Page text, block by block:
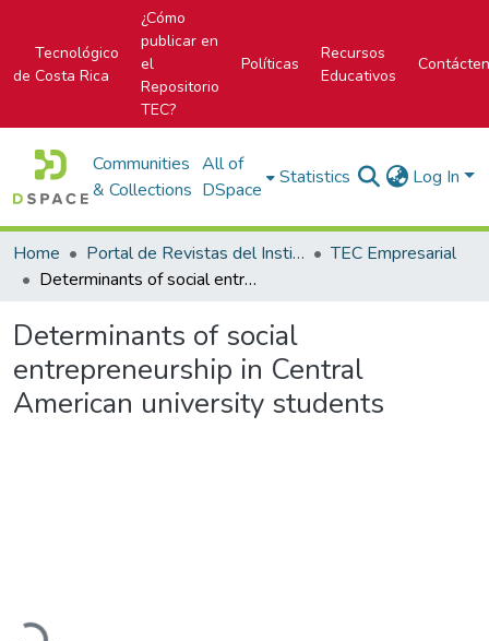
Tecnológico
de Costa Rica
¿Cómo
publicar en
el
Repositorio
TEC?
Políticas
Recursos
Educativos
Communities
& Collections
All of
DSpace
Statistics Log In
Home Portal de Revistas del Instituto Tecnológico de Costa Rica
TEC Empresarial
Determinants of social entrepreneurship in Central American university students
Determinants of social
entrepreneurship in Central
American university students
Loading...